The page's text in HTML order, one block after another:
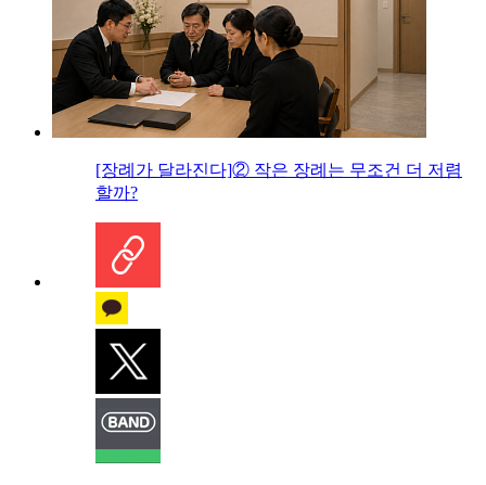
[장례가 달라진다]② 작은 장례는 무조건 더 저렴
할까?